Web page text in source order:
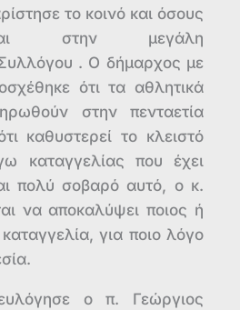
το κοινό και όσους
στην μεγάλη
. Ο δήμαρχος με
ότι τα αθλητικά
στην πενταετία
καθυστερεί το κλειστό
καταγγελίας που έχει
πολύ σοβαρό αυτό, ο κ.
να αποκαλύψει ποιος ή
για ποιο λόγο
ο π. Γεώργιος